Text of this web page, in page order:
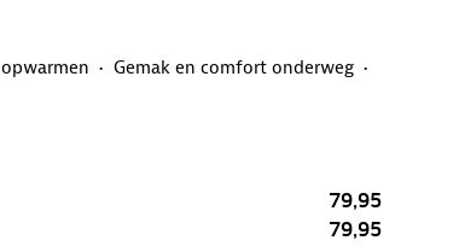
Gemak en comfort onderweg
79,95
79,95